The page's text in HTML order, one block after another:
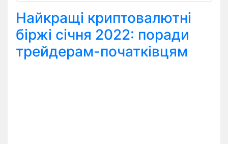
Найкращі криптовалютні
біржі січня 2022: поради
трейдерам-початківцям